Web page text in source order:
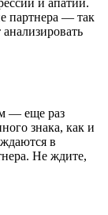
и апатии.
партнера — так
— еще раз
знака, как и
в
Не ждите,